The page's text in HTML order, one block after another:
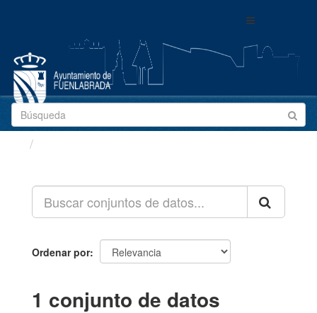
Toggle
Ordenar por
1 conjunto de datos